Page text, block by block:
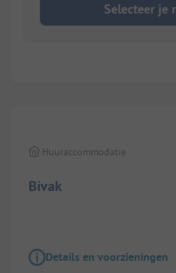
Selecteer je
Bivak
Huuraccommodatie
Details en voorzieningen